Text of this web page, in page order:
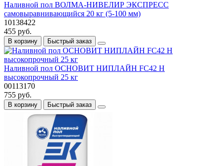
Наливной пол ВОЛМА-НИВЕЛИР ЭКСПРЕСС
самовыравнивающийся 20 кг (5-100 мм)
10138422
455 руб.
В корзину Быстрый заказ
Наливной пол ОСНОВИТ НИПЛАЙН FC42 H
высокопрочный 25 кг
00113170
755 руб.
В корзину Быстрый заказ